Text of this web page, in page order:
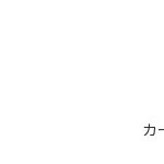
カ